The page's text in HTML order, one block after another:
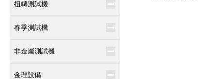
扭轉測試機
春季測試機
非金屬測試機
金理設備